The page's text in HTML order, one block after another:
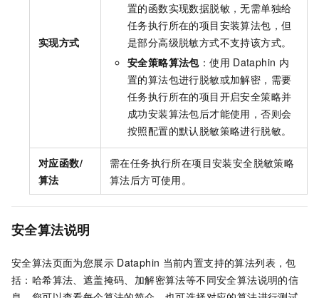
实现方式
置的函数实现数据脱敏，无需单独给
任务执行所在的项目安装算法包，但
是部分高级脱敏方式不支持该方式。
安全策略算法包：使用 Dataphin 内
置的算法包进行脱敏或加解密，需要
任务执行所在的项目开启安全策略并
成功安装算法包后才能使用，否则会
按照配置的默认脱敏策略进行脱敏。
对应函数/
算法
需在任务执行所在项目安装安全脱敏策略
算法后方可使用。
安全算法说明
安全算法页面为您展示 Dataphin 当前内置支持的算法列表，包
括：哈希算法、遮盖掩码、加解密算法等不同安全算法说明的信